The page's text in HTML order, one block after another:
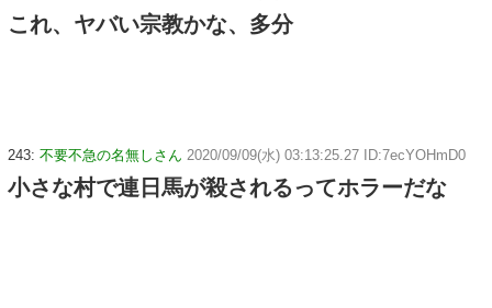
これ、ヤバい宗教かな、多分
243: 不要不急の名無しさん 2020/09/09(水) 03:13:25.27 ID:7ecYOHmD0
小さな村で連日馬が殺されるってホラーだな